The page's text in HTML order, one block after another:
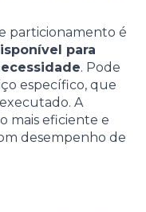
particionamento é
para
. Pode
específico, que
A
mais eficiente e
desempenho de